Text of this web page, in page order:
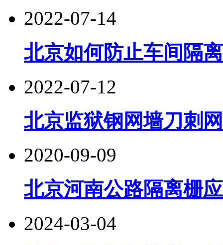
2022-07-14
北京如何防止车间隔
2022-07-12
北京监狱钢网墙刀刺
2020-09-09
北京河南公路隔离栅
2024-03-04